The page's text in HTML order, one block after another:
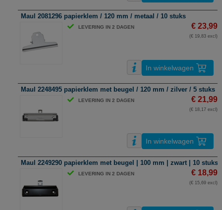
Maul 2081296 papierklem / 120 mm / metaal / 10 stuks
LEVERING IN 2 DAGEN € 23,99
(€ 19,83 excl)
In winkelwagen
Maul 2248495 papierklem met beugel / 120 mm / zilver / 5 stuks
LEVERING IN 2 DAGEN € 21,99
(€ 18,17 excl)
In winkelwagen
Maul 2249290 papierklem met beugel | 100 mm | zwart | 10 stuks
LEVERING IN 2 DAGEN € 18,99
(€ 15,69 excl)